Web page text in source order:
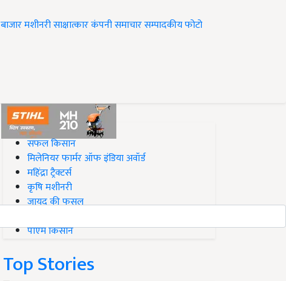
बाजारमशीनरीसाक्षात्कारकंपनी समाचारसम्पादकीयफोटो
#Top on Krishi Jagran
सफल किसान
मिलेनियर फार्मर ऑफ इंडिया अवॉर्ड
महिंद्रा ट्रैक्टर्स
कृषि मशीनरी
जायद की फसल
पीएम किसान
Top Stories